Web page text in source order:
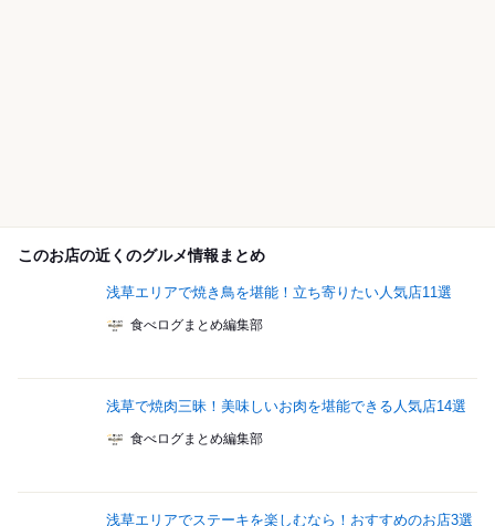
このお店の近くのグルメ情報まとめ
浅草エリアで焼き鳥を堪能！立ち寄りたい人気店11選
食べログまとめ編集部
浅草で焼肉三昧！美味しいお肉を堪能できる人気店14選
食べログまとめ編集部
浅草エリアでステーキを楽しむなら！おすすめのお店3選